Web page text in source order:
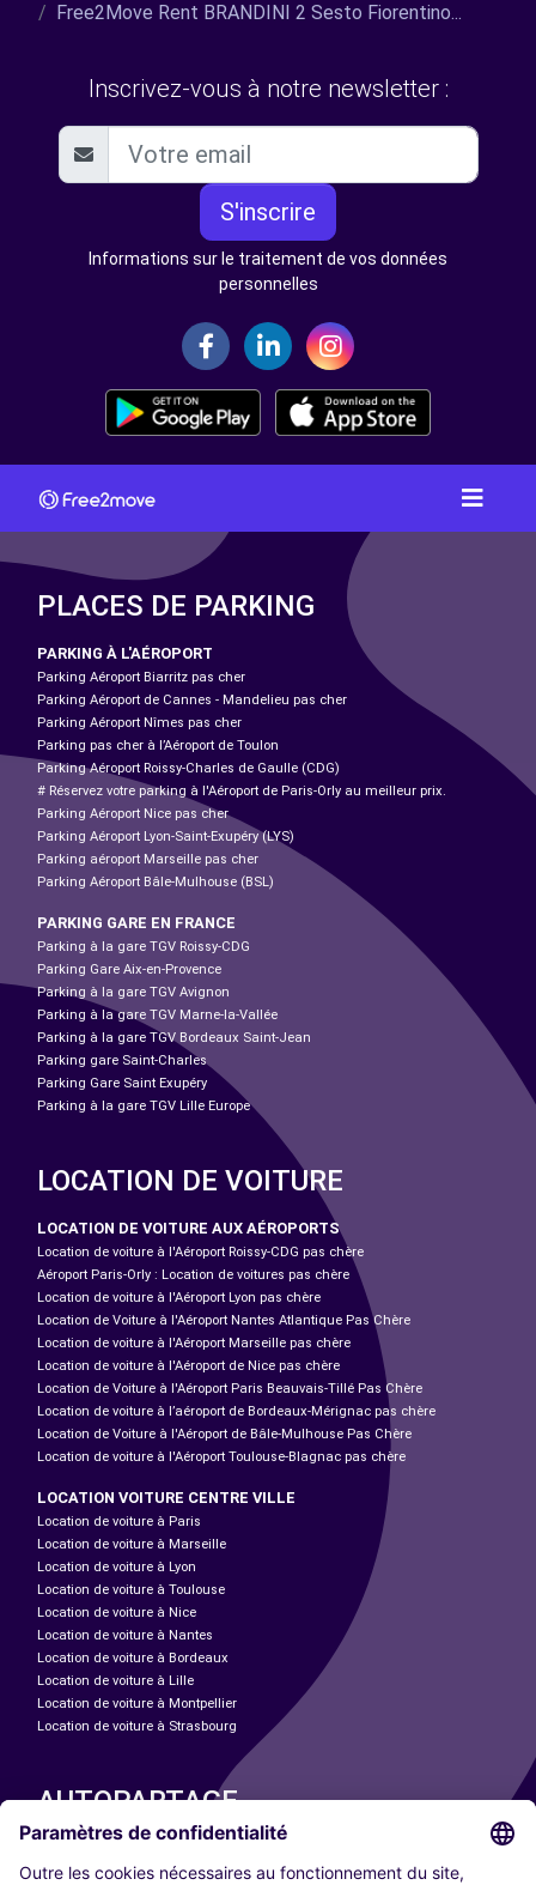
Free2Move Rent BRANDINI 2 Sesto Fiorentino...
Inscrivez-vous à notre newsletter :
S'inscrire
Informations sur le traitement de vos données
personnelles
PLACES DE PARKING
PARKING À L'AÉROPORT
Parking Aéroport Biarritz pas cher
Parking Aéroport de Cannes - Mandelieu pas cher
Parking Aéroport Nîmes pas cher
Parking pas cher à l’Aéroport de Toulon
Parking Aéroport Roissy-Charles de Gaulle (CDG)
# Réservez votre parking à l'Aéroport de Paris-Orly au meilleur prix.
Parking Aéroport Nice pas cher
Parking Aéroport Lyon-Saint-Exupéry (LYS)
Parking aéroport Marseille pas cher
Parking Aéroport Bâle-Mulhouse (BSL)
PARKING GARE EN FRANCE
Parking à la gare TGV Roissy-CDG
Parking Gare Aix-en-Provence
Parking à la gare TGV Avignon
Parking à la gare TGV Marne-la-Vallée
Parking à la gare TGV Bordeaux Saint-Jean
Parking gare Saint-Charles
Parking Gare Saint Exupéry
Parking à la gare TGV Lille Europe
LOCATION DE VOITURE
LOCATION DE VOITURE AUX AÉROPORTS
Location de voiture à l'Aéroport Roissy-CDG pas chère
Aéroport Paris-Orly : Location de voitures pas chère
Location de voiture à l'Aéroport Lyon pas chère
Location de Voiture à l'Aéroport Nantes Atlantique Pas Chère
Location de voiture à l'Aéroport Marseille pas chère
Location de voiture à l'Aéroport de Nice pas chère
Location de Voiture à l'Aéroport Paris Beauvais-Tillé Pas Chère
Location de voiture à l’aéroport de Bordeaux-Mérignac pas chère
Location de Voiture à l'Aéroport de Bâle-Mulhouse Pas Chère
Location de voiture à l'Aéroport Toulouse-Blagnac pas chère
LOCATION VOITURE CENTRE VILLE
Location de voiture à Paris
Location de voiture à Marseille
Location de voiture à Lyon
Location de voiture à Toulouse
Location de voiture à Nice
Location de voiture à Nantes
Location de voiture à Bordeaux
Location de voiture à Lille
Location de voiture à Montpellier
Location de voiture à Strasbourg
AUTOPARTAGE
Paris